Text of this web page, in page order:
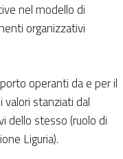
nel modello di
organizzativi
operanti da e per il
stanziati dal
dello stesso (ruolo di
Liguria).